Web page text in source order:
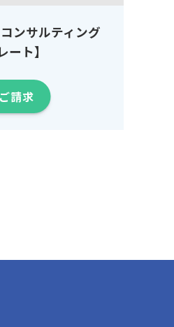
ンサルティング
ト】
請求